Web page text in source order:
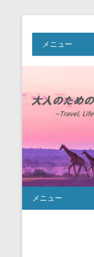
大人のた
メニュー
メニュー